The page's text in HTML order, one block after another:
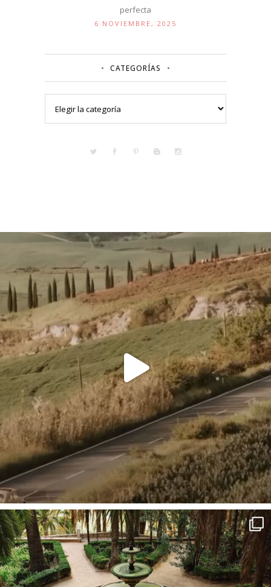
perfecta
6 NOVIEMBRE, 2025
CATEGORÍAS